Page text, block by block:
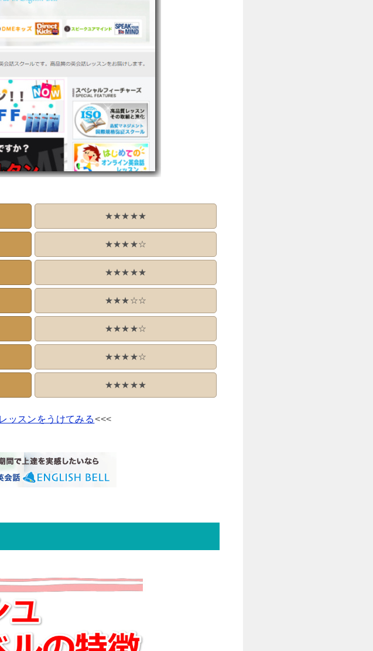
★★★★★
★★★★☆
★★★★★
★★★☆☆
★★★★☆
★★★★☆
★★★★★
ッスンをうけてみる<<<